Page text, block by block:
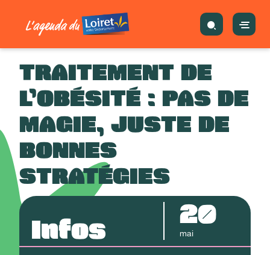
TRAITEMENT DE
L’OBÉSITÉ : PAS DE
MAGIE, JUSTE DE
BONNES
STRATÉGIES
Infos 20
mai